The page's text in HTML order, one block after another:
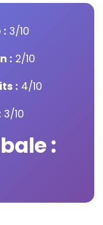
: 3/10
: 2/10
: 4/10
3/10
: